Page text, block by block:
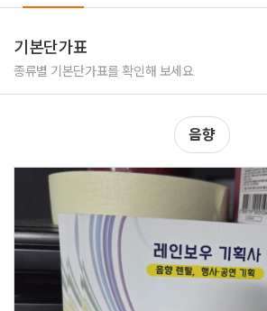
기본단가표
종류별 기본단가표를 확인해 보세요.
음향